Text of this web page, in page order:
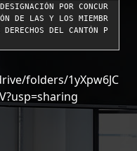
POR CONCUR
DE LAS Y LOS MIEMBR
DEL CANTÓN P
folders/1yXpw6JC